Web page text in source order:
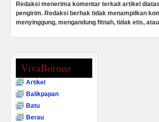
Redaksi menerima komentar terkait artikel
pengirim. Redaksi berhak tidak menampilkan
menyinggung, mengandung fitnah, tidak etis,
VivaBorneo
Artikel
Balikpapan
Batu
Berau